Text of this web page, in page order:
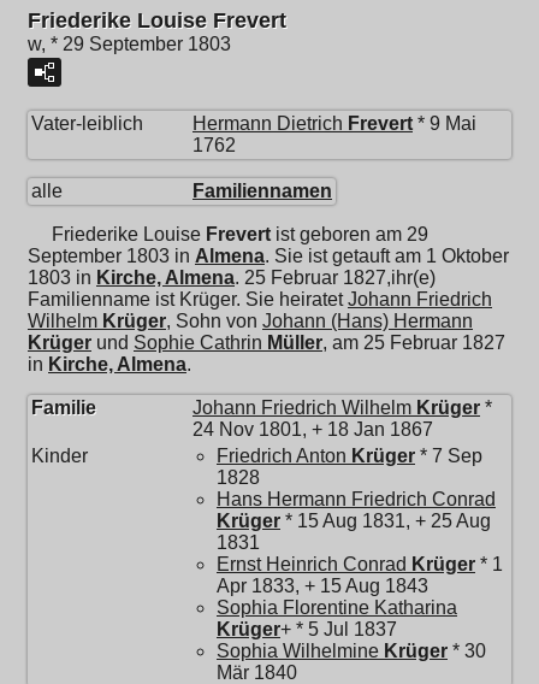
Friederike Louise Frevert
w, * 29 September 1803
Vater-leiblich Hermann Dietrich Frevert * 9 Mai
1762
alle Familiennamen
Friederike Louise Frevert ist geboren am 29
September 1803 in Almena. Sie ist getauft am 1 Oktober
1803 in Kirche, Almena. 25 Februar 1827,ihr(e)
Familienname ist Krüger. Sie heiratetJohann Friedrich
Wilhelm Krüger, Sohn von Johann (Hans) Hermann
Krüger und Sophie Cathrin Müller, am 25 Februar 1827
in Kirche, Almena.
Familie Johann Friedrich Wilhelm Krüger *
24 Nov 1801, + 18 Jan 1867
Kinder
Friedrich Anton Krüger * 7 Sep
1828
Hans Hermann Friedrich Conrad
Krüger * 15 Aug 1831, + 25 Aug
1831
Ernst Heinrich Conrad Krüger * 1
Apr 1833, + 15 Aug 1843
Sophia Florentine Katharina
Krüger+ * 5 Jul 1837
Sophia Wilhelmine Krüger * 30
Mär 1840